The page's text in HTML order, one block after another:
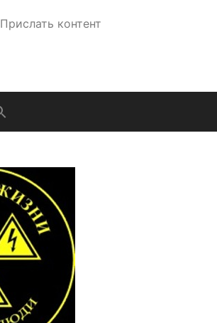
Прислать контент